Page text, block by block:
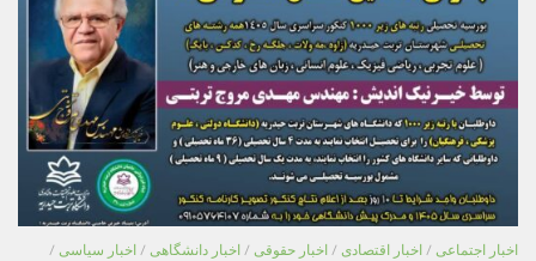
اخبار اجتماعی / اخبار اقتصادی / اخبار حقوقی / اخبار دانشگاهی / اخبار سیاسی /